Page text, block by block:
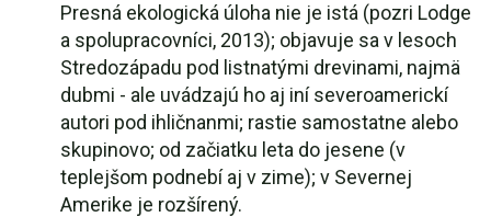
Presná ekologická úloha nie je istá (pozri Lodge
a spolupracovníci, 2013); objavuje sa v lesoch
Stredozápadu pod listnatými drevinami, najmä
dubmi - ale uvádzajú ho aj iní severoamerickí
autori pod ihličnanmi; rastie samostatne alebo
skupinovo; od začiatku leta do jesene (v
teplejšom podnebí aj v zime); v Severnej
Amerike je rozšírený.